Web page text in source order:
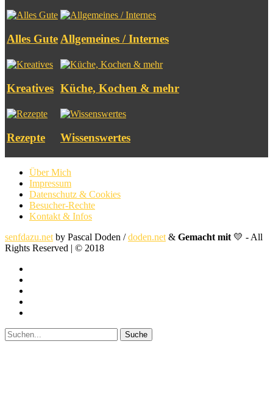
Alles Gute Allgemeines / Internes
Kreatives Küche, Kochen & mehr
Rezepte Wissenswertes
Über Mich
Impressum
Datenschutz & Cookies
Besucher-Rechte
Kontakt & Infos
senfdazu.net by Pascal Doden /doden.net & Gemacht mit 💛 - All
Rights Reserved | © 2018